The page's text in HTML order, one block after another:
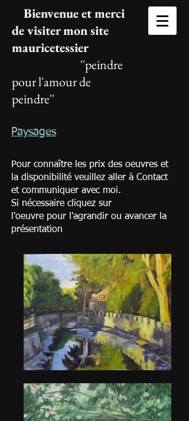
Bienvenue et merci
de visiter mon site
mauricetessier
''peindre
pour l'amour de
peindre''
Paysages
Pour connaître les prix des oeuvres et
la disponibilité veuillez aller à Contact
et communiquer avec moi.
Si nécessaire cliquez sur
l'oeuvre pour l'agrandir ou avancer la
présentation